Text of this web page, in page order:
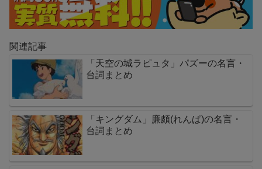
関連記事
「天空の城ラピュタ」パズーの名言・
台詞まとめ
「キングダム」廉頗(れんぱ)の名言・
台詞まとめ